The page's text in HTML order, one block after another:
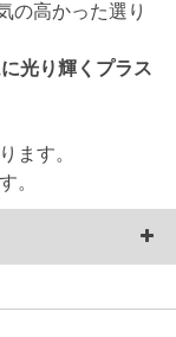
の高かった選り
光り輝くプラス
ます。
。